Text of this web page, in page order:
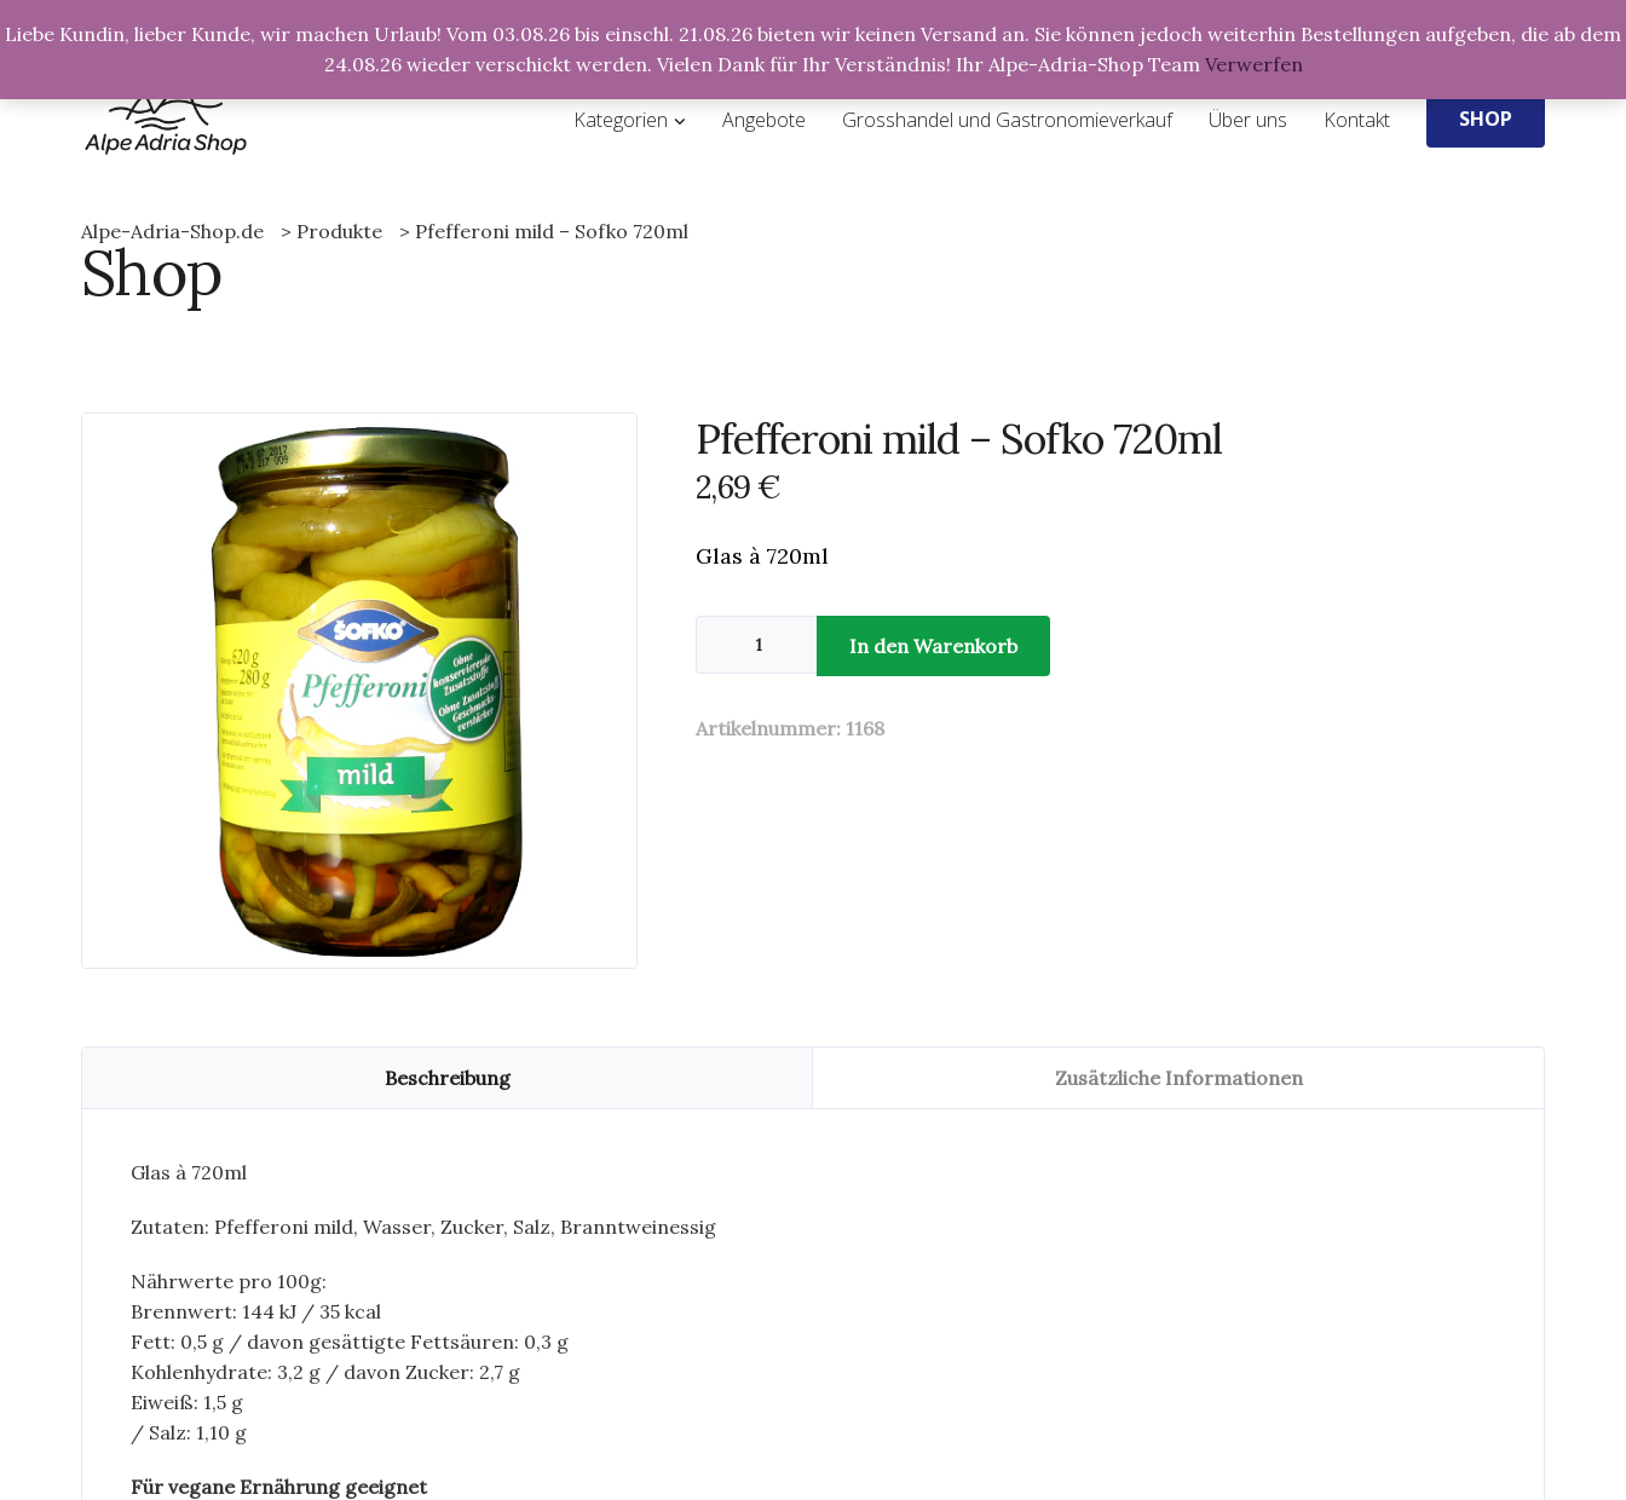
Liebe Kundin, lieber Kunde, wir machen Urlaub! Vom 03.08.26 bis einschl. 21.08.26 bieten wir keinen Versand an. Sie können jedoch weiterhin Bestellungen aufgeben, die ab dem
24.08.26 wieder verschickt werden. Vielen Dank für Ihr Verständnis! Ihr Alpe-Adria-Shop Team Verwerfen
Anmeldung Registrierung
search
info@alpe-adria-shop.de
Kategorien Angebote Grosshandel und Gastronomieverkauf Über uns Kontakt SHOP
Alpe-Adria-Shop.de > Produkte > Pfefferoni mild – Sofko 720ml
Shop
Pfefferoni mild – Sofko 720ml
2,69€
Glas à 720ml
Pfefferoni
Menge
In den Warenkorb
Artikelnummer: 1168
Beschreibung Zusätzliche Informationen
Glas à 720ml
Zutaten: Pfefferoni mild, Wasser, Zucker, Salz, Branntweinessig
Nährwerte pro 100g:
Brennwert: 144 kJ / 35 kcal
Fett: 0,5 g / davon gesättigte Fettsäuren: 0,3 g
Kohlenhydrate: 3,2 g / davon Zucker: 2,7 g
Eiweiß: 1,5 g
/ Salz: 1,10 g
Für vegane Ernährung geeignet